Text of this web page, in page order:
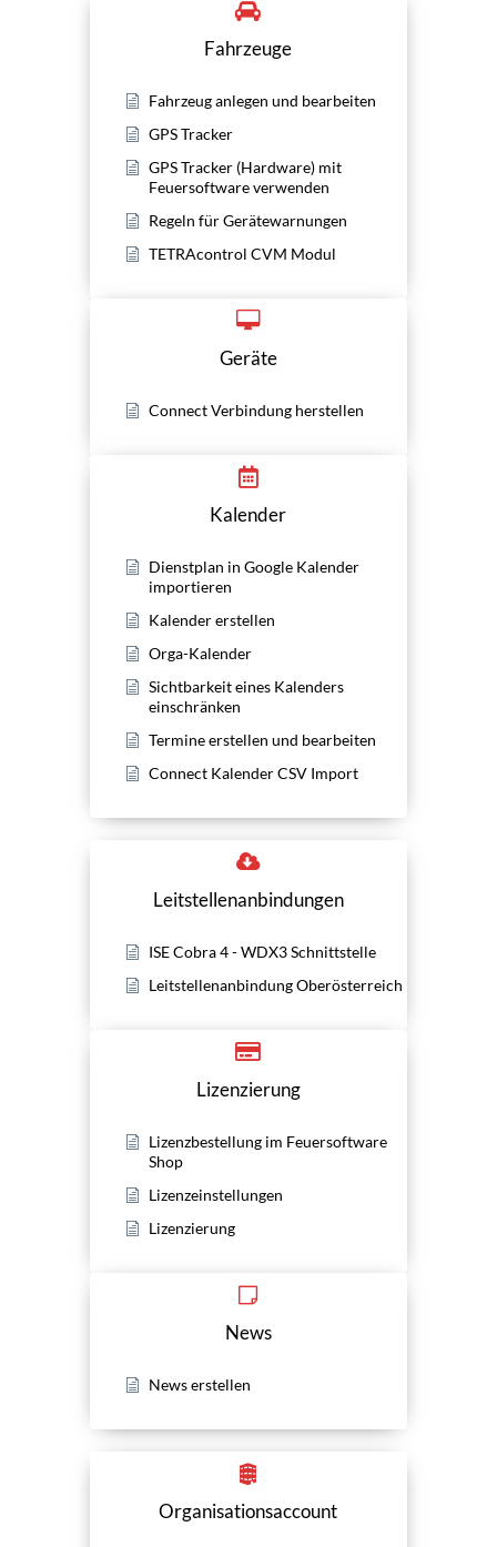
Fahrzeuge
Fahrzeug anlegen und bearbeiten
GPS Tracker
GPS Tracker (Hardware) mit
Feuersoftware verwenden
Regeln für Gerätewarnungen
TETRAcontrol CVM Modul
Geräte
Connect Verbindung herstellen
Kalender
Dienstplan in Google Kalender
importieren
Kalender erstellen
Orga-Kalender
Sichtbarkeit eines Kalenders
einschränken
Termine erstellen und bearbeiten
Connect Kalender CSV Import
Leitstellenanbindungen
ISE Cobra 4 - WDX3 Schnittstelle
Leitstellenanbindung Oberösterreich
Lizenzierung
Lizenzbestellung im Feuersoftware
Shop
Lizenzeinstellungen
Lizenzierung
News
News erstellen
Organisationsaccount